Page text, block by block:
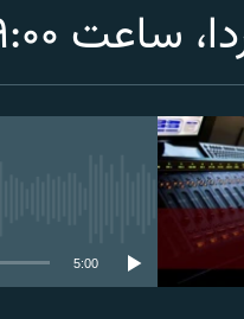
ساعت ۹:۰۰
5:00